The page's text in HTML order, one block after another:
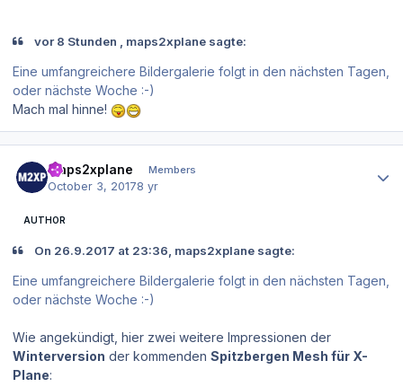
vor 8 Stunden , maps2xplane sagte:
Eine umfangreichere Bildergalerie folgt in den nächsten Tagen,
oder nächste Woche :-)
Mach mal hinne!
maps2xplane Members
October 3, 20178 yr
AUTHOR
On 26.9.2017 at 23:36, maps2xplane sagte:
Eine umfangreichere Bildergalerie folgt in den nächsten Tagen,
oder nächste Woche :-)
Wie angekündigt, hier zwei weitere Impressionen der
Winterversion der kommenden Spitzbergen Mesh für X-
Plane: